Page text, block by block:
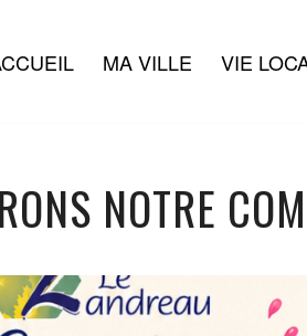
MA VILLE VIE
NOTRE